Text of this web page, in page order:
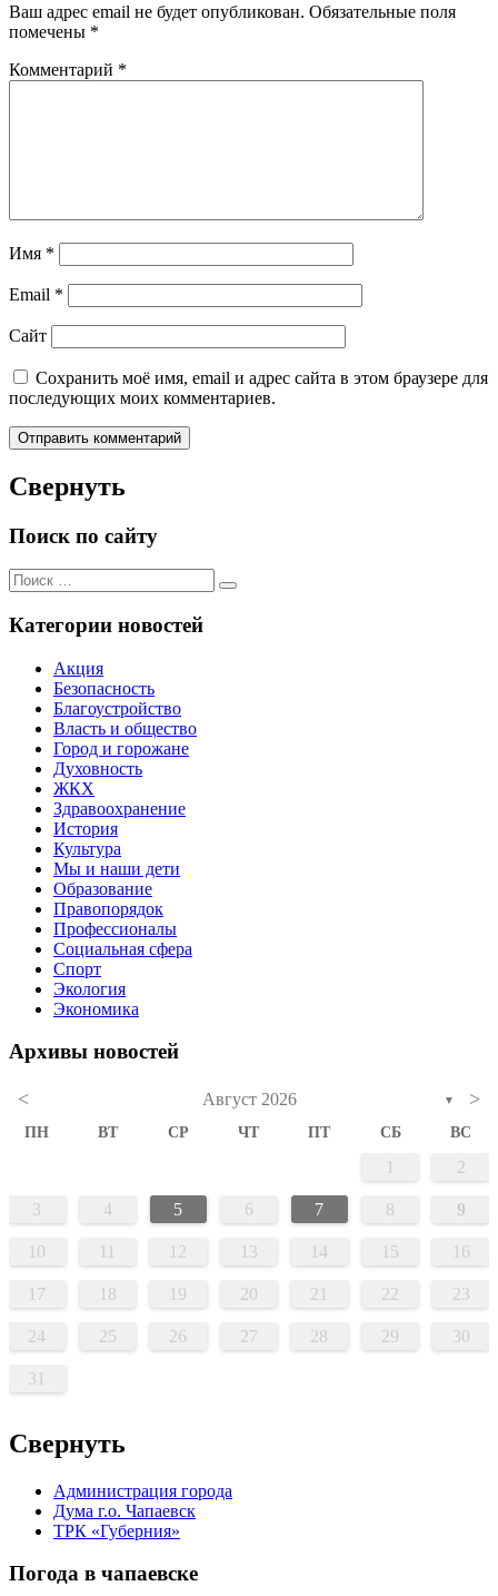
Ваш адрес email не будет опубликован. Обязательные поля
помечены *
Комментарий *
Имя *
Email *
Сайт
Сохранить моё имя, email и адрес сайта в этом браузере для
последующих моих комментариев.
Свернуть
Поиск по сайту
Поиск
для:
Поиск
Категории новостей
Акция
Безопасность
Благоустройство
Власть и общество
Город и горожане
Духовность
ЖКХ
Здравоохранение
История
Культура
Мы и наши дети
Образование
Правопорядок
Профессионалы
Социальная сфера
Спорт
Экология
Экономика
Архивы новостей
< Август 2026 ▼ >
ПН ВТ СР ЧТ ПТ СБ ВС
1 2
3 4 5 6 7 8 9
10 11 12 13 14 15 16
17 18 19 20 21 22 23
24 25 26 27 28 29 30
31
Свернуть
Администрация города
Дума г.о. Чапаевск
ТРК «Губерния»
Погода в чапаевске